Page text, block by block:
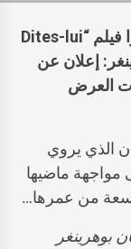
“
Dites-lui
إعلان عن
العرض
الذي يروي
مواجهة ماضيها
من عمرها…
بوهرينغر